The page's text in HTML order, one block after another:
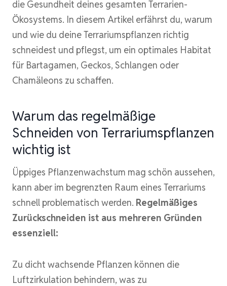
die Gesundheit deines gesamten Terrarien-
Ökosystems. In diesem Artikel erfährst du, warum
und wie du deine Terrariumspflanzen richtig
schneidest und pflegst, um ein optimales Habitat
für Bartagamen, Geckos, Schlangen oder
Chamäleons zu schaffen.
Warum das regelmäßige
Schneiden von Terrariumspflanzen
wichtig ist
Üppiges Pflanzenwachstum mag schön aussehen,
kann aber im begrenzten Raum eines Terrariums
schnell problematisch werden. Regelmäßiges
Zurückschneiden ist aus mehreren Gründen
essenziell:
Zu dicht wachsende Pflanzen können die
Luftzirkulation behindern, was zu